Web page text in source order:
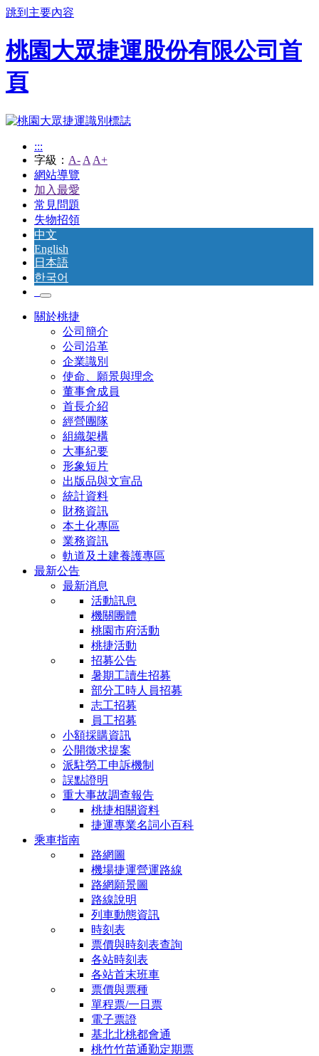
跳到主要內容
桃園大眾捷運股份有限公司首
頁
:::
字級： A- A A+
網站導覽
加入最愛
常見問題
失物招領
中文
English
日本語
한국어
關於桃捷
公司簡介
公司沿革
企業識別
使命、願景與理念
董事會成員
首長介紹
經營團隊
組織架構
大事紀要
形象短片
出版品與文宣品
統計資料
財務資訊
本土化專區
業務資訊
軌道及土建養護專區
最新公告
最新消息
活動訊息
機關團體
桃園市府活動
桃捷活動
招募公告
暑期工讀生招募
部分工時人員招募
志工招募
員工招募
小額採購資訊
公開徵求提案
派駐勞工申訴機制
誤點證明
重大事故調查報告
桃捷相關資料
捷運專業名詞小百科
乘車指南
路網圖
機場捷運營運路線
路網願景圖
路線說明
列車動態資訊
時刻表
票價與時刻表查詢
各站時刻表
各站首末班車
票價與票種
單程票/一日票
電子票證
基北北桃都會通
桃竹竹苗通勤定期票